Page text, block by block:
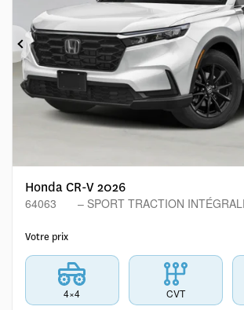
Précédent
Honda CR-V 2026
64063 – SPORT TRACTION
Votre prix
4×4 CVT